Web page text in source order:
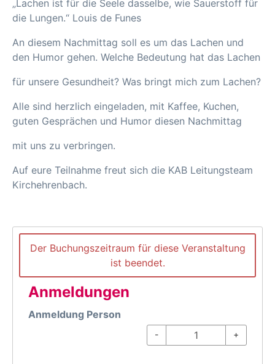
„Lachen ist für die Seele dasselbe, wie Sauerstoff für
die Lungen.“ Louis de Funes
An diesem Nachmittag soll es um das Lachen und
den Humor gehen. Welche Bedeutung hat das Lachen
für unsere Gesundheit? Was bringt mich zum Lachen?
Alle sind herzlich eingeladen, mit Kaffee, Kuchen,
guten Gesprächen und Humor diesen Nachmittag
mit uns zu verbringen.
Auf eure Teilnahme freut sich die KAB Leitungsteam
Kirchehrenbach.
Der Buchungszeitraum für diese Veranstaltung
ist beendet.
Anmeldungen
Anmeldung Person
- +